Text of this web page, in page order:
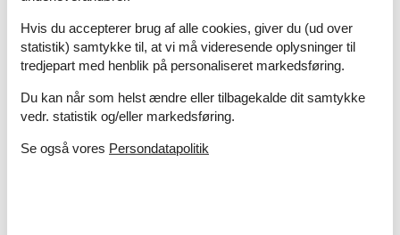
OmDanmark
Hvis du accepterer brug af alle cookies, giver du (ud over
statistik) samtykke til, at vi må videresende oplysninger til
tredjepart med henblik på personaliseret markedsføring.
Du kan når som helst ændre eller tilbagekalde dit samtykke
vedr. statistik og/eller markedsføring.
Se også vores Persondatapolitik